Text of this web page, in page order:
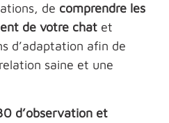
de comprendre les
de votre chat et
d’adaptation afin de
saine et une
d’observation et